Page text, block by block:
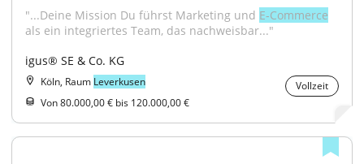
"...Deine Mission Du führst Marketing und E‑Commerce
als ein integriertes Team, das nachweisbar..."
igus® SE & Co. KG
Köln, Raum Leverkusen
Vollzeit
Von 80.000,00 € bis 120.000,00 €